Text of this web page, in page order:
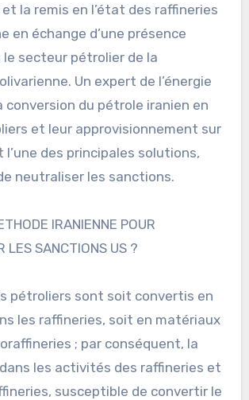
la remis en l’état des raffineries
en échange d’une présence
le secteur pétrolier de la
Un expert de l’énergie
conversion du pétrole iranien en
et leur approvisionnement sur
l’une des principales solutions,
neutraliser les sanctions.
IRANIENNE POUR
LES SANCTIONS US ?
pétroliers sont soit convertis en
les raffineries, soit en matériaux
; par conséquent, la
les activités des raffineries et
susceptible de convertir le